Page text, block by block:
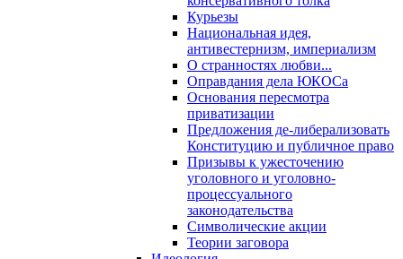
Курьезы
Национальная идея,
антивестернизм, империализм
О странностях любви...
Оправдания дела ЮКОСа
Основания пересмотра
приватизации
Предложения де-либерализовать
Конституцию и публичное право
Призывы к ужесточению
уголовного и уголовно-
процессуального
законодательства
Символические акции
Теории заговора